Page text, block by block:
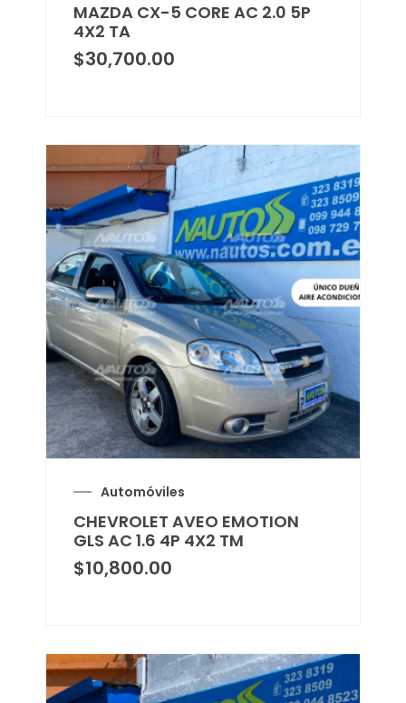
MAZDA CX-5 CORE AC 2.0 5P
4X2 TA
$30,700.00
Automóviles
CHEVROLET AVEO EMOTION
GLS AC 1.6 4P 4X2 TM
$10,800.00